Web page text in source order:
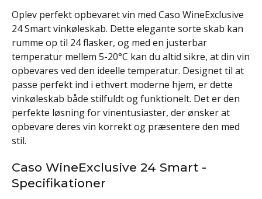
Oplev perfekt opbevaret vin med Caso WineExclusive
24 Smart vinkøleskab. Dette elegante sorte skab kan
rumme op til 24 flasker, og med en justerbar
temperatur mellem 5-20°C kan du altid sikre, at din vin
opbevares ved den ideelle temperatur. Designet til at
passe perfekt ind i ethvert moderne hjem, er dette
vinkøleskab både stilfuldt og funktionelt. Det er den
perfekte løsning for vinentusiaster, der ønsker at
opbevare deres vin korrekt og præsentere den med
stil.
Caso WineExclusive 24 Smart -
Specifikationer